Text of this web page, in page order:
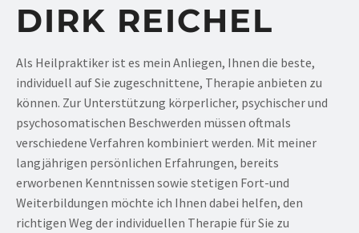
DIRK REICHEL
Als Heilpraktiker ist es mein Anliegen, Ihnen die beste,
individuell auf Sie zugeschnittene, Therapie anbieten zu
können. Zur Unterstützung körperlicher, psychischer und
psychosomatischen Beschwerden müssen oftmals
verschiedene Verfahren kombiniert werden. Mit meiner
langjährigen persönlichen Erfahrungen, bereits
erworbenen Kenntnissen sowie stetigen Fort-und
Weiterbildungen möchte ich Ihnen dabei helfen, den
richtigen Weg der individuellen Therapie für Sie zu